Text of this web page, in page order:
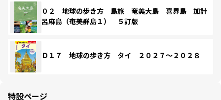
０２ 地球の歩き方 島旅 奄美大島 喜界島 加計
呂麻島（奄美群島１） ５訂版
Ｄ１７ 地球の歩き方 タイ ２０２７～２０２８
特設ページ